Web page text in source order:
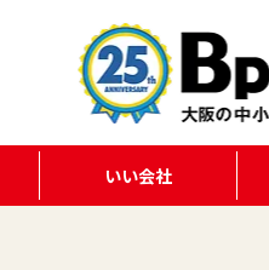
いい会社